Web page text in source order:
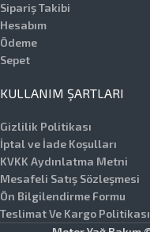
Sipariş Takibi
Hesabım
Ödeme
Sepet
KULLANIM ŞARTLARI
Gizlilik Politikası
İptal ve İade Koşulları
KVKK Aydınlatma Metni
Mesafeli Satış Sözleşmesi
Ön Bilgilendirme Formu
Teslimat Ve Kargo Politikası